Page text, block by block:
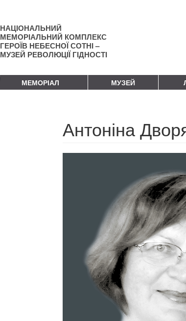
НАЦІОНАЛЬНИЙ
МЕМОРІАЛЬНИЙ КОМПЛЕКС
ГЕРОЇВ НЕБЕСНОЇ СОТНІ –
МУЗЕЙ РЕВОЛЮЦІЇ ГІДНОСТІ
МЕМОРІАЛ МУЗЕЙ
Антоніна